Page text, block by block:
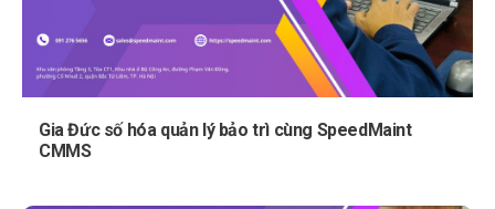
Gia Đức số hóa quản lý bảo trì cùng SpeedMaint
CMMS